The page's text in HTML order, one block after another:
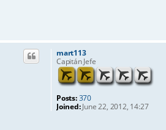
mart113
Capitán Jefe
Posts:370
Joined:June 22, 2012, 14:27